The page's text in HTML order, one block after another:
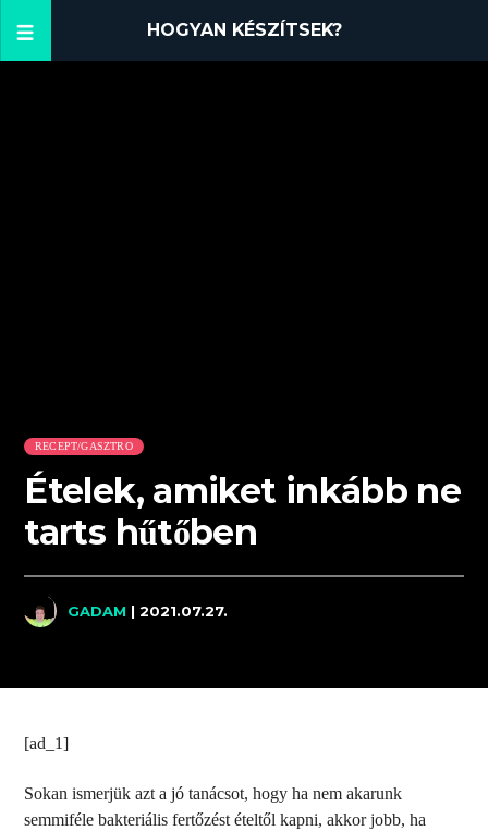
HOGYAN KÉSZÍTSEK?
RECEPT/GASZTRO
Ételek, amiket inkább ne
tarts hűtőben
GADAM | 2021.07.27.
[ad_1]
Sokan ismerjük azt a jó tanácsot, hogy ha nem akarunk
semmiféle bakteriális fertőzést ételtől kapni, akkor jobb, ha